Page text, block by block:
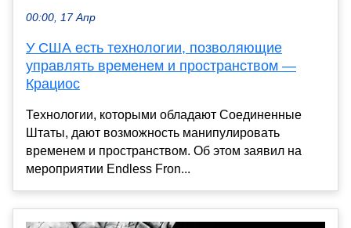
00:00, 17 Апр
У США есть технологии, позволяющие
управлять временем и пространством —
Крациос
Технологии, которыми обладают Соединенные
Штаты, дают возможность манипулировать
временем и пространством. Об этом заявил на
мероприятии Endless Fron...